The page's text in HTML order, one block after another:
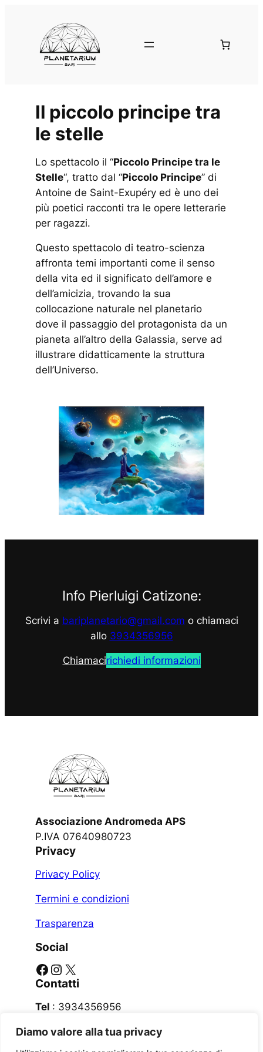
Diamo valore alla tua privacy
contenuto
Il piccolo principe tra
le stelle
Lo spettacolo il “Piccolo Principe tra le
Stelle“, tratto dal “Piccolo Principe” di
Antoine de Saint-Exupéry ed è uno dei
più poetici racconti tra le opere letterarie
per ragazzi.
Questo spettacolo di teatro-scienza
affronta temi importanti come il senso
della vita ed il significato dell’amore e
dell’amicizia, trovando la sua
collocazione naturale nel planetario
dove il passaggio del protagonista da un
pianeta all’altro della Galassia, serve ad
illustrare didatticamente la struttura
dell’Universo.
Info Pierluigi Catizone:
Scrivi a bariplanetario@gmail.com o chiamaci
allo 3934356956
Chiamacirichiedi informazioni
Associazione Andromeda APS
P.IVA 07640980723
Privacy
Privacy Policy
Termini e condizioni
Trasparenza
Social
Facebook Instagram X
Contatti
Tel : 3934356956
Email:bariplanetario@gmail.com